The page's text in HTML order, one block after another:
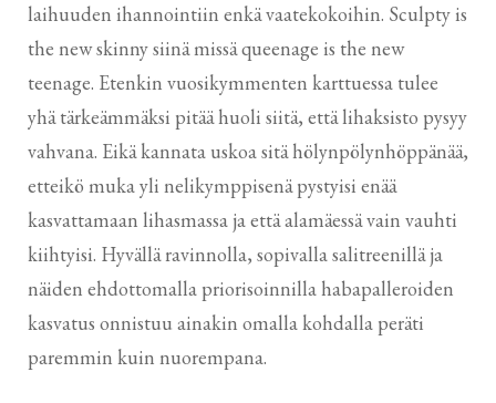
laihuuden ihannointiin enkä vaatekokoihin. Sculpty is
the new skinny siinä missä queenage is the new
teenage. Etenkin vuosikymmenten karttuessa tulee
yhä tärkeämmäksi pitää huoli siitä, että lihaksisto pysyy
vahvana. Eikä kannata uskoa sitä hölynpölynhöppänää,
etteikö muka yli nelikymppisenä pystyisi enää
kasvattamaan lihasmassa ja että alamäessä vain vauhti
kiihtyisi. Hyvällä ravinnolla, sopivalla salitreenillä ja
näiden ehdottomalla priorisoinnilla habapalleroiden
kasvatus onnistuu ainakin omalla kohdalla peräti
paremmin kuin nuorempana.